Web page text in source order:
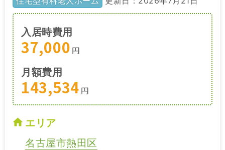
入居時費用
37,000 円
月額費用
143,534 円
エリア
名古屋市熱田区